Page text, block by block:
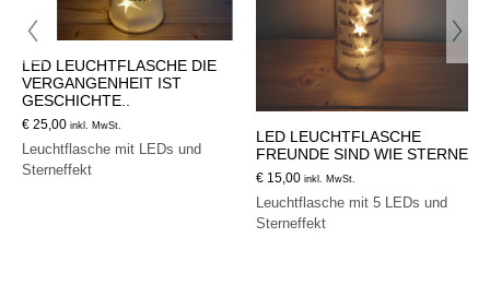
LED LEUCHTFLASCHE DIE
VERGANGENHEIT IST
GESCHICHTE..
€ 25,00 inkl. MwSt.
Leuchtflasche mit LEDs und
Sterneffekt
LED LEUCHTFLASCHE
FREUNDE SIND WIE STERNE
€ 15,00 inkl. MwSt.
Leuchtflasche mit 5 LEDs und
Sterneffekt